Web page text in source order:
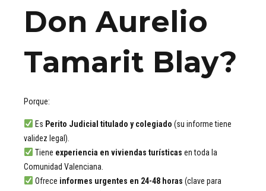
Don Aurelio
Tamarit Blay?
Porque:
Es Perito Judicial titulado y colegiado (su informe tiene
validez legal).
Tiene experiencia en viviendas turísticas en toda la
Comunidad Valenciana.
Ofrece informes urgentes en 24-48 horas (clave para